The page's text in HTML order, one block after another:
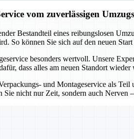
vom zuverlässigen
Bestandteil eines reibungslosen
So können Sie sich auf den neuen
besonders wertvoll. Unsere
dass alles am neuen Standort wieder
und Montageservice als
nicht nur Zeit, sondern auch Nerven